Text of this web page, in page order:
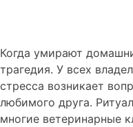
Когда умирают
трагедия. У всех
стресса возникает
любимого друга.
многие ветеринарные